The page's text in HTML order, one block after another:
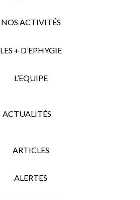
NOS ACTIVITÉS
LES + D’EPHYGIE
L’EQUIPE
ACTUALITÉS
ARTICLES
ALERTES